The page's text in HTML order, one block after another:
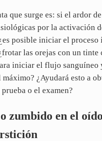
que surge es: si el ardor
por la activación
posible iniciar el proceso
las orejas con un tinte
iniciar el flujo sanguíneo
máximo? ¿Ayudará esto a
o el examen?
zumbido en el